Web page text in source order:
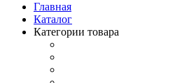
Главная
Каталог
Категории товара